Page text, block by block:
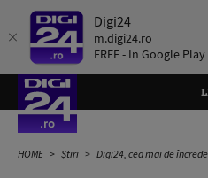
Digi24
m.digi24.ro
FREE - In Google Play
HOME Știri Digi24, cea mai de încredere